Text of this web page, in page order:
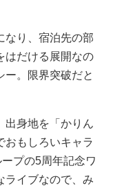
なり、宿泊先の部
はだける展開なの
ー。限界突破だと
身地を「かりん
おもしろいキャラ
プの5周年記念ワ
ライブなので、み